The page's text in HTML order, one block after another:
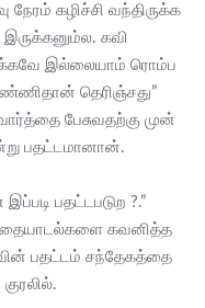
கழிச்சி வந்திருக்க
கவி
இல்லையாம் ரொம்ப
தெரிஞ்சது”
பேசுவதற்கு முன்
பதட்டமானான்.
பதட்டபடுற ?.”
கவனித்த
பதட்டம் சந்தேகத்தை